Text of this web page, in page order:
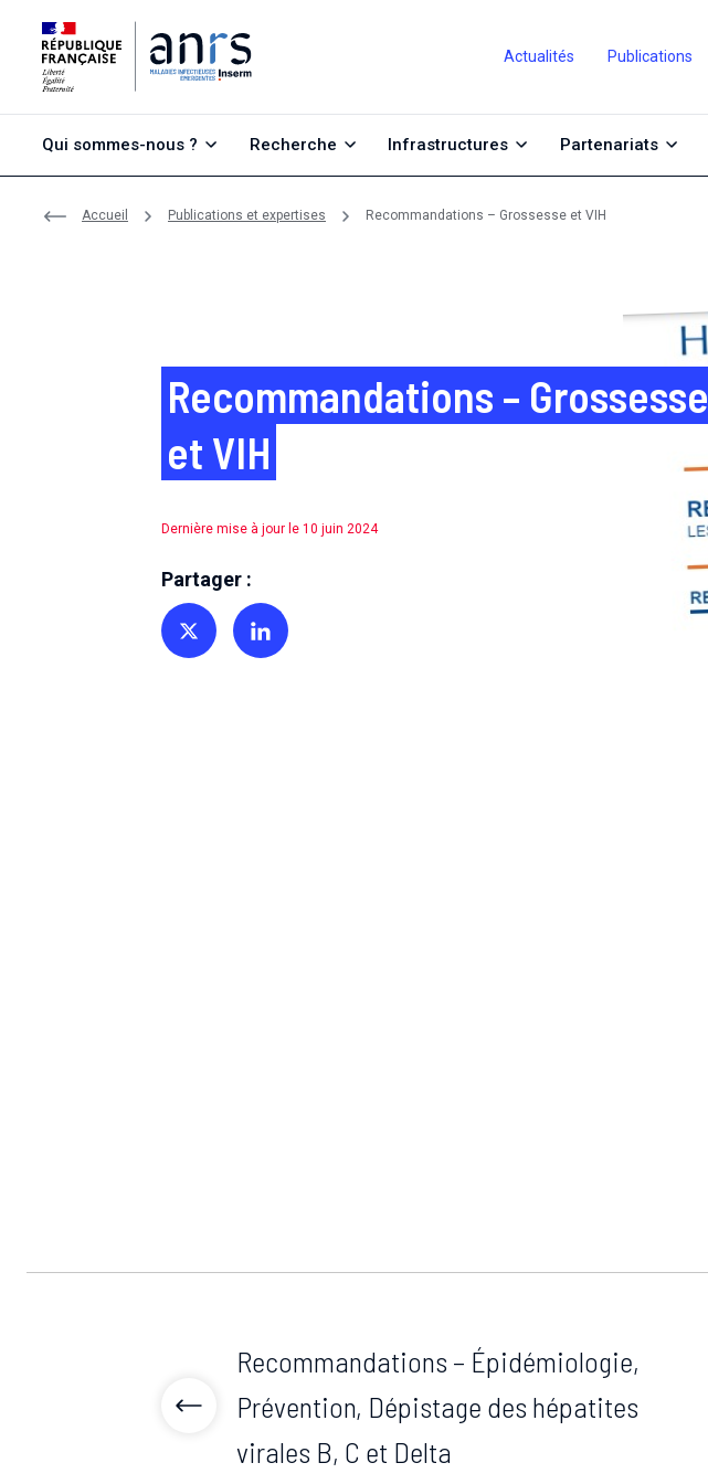
Actualités Publications
Qui sommes-nous ? Recherche Infrastructures Partenariats
Accueil Publications et expertises Recommandations – Grossesse et VIH
Recommandations – Grossesse
et VIH
Dernière mise à jour le 10 juin 2024
Partager :
Partager sur TwitterPartager sur Linkedin
Recommandations – Épidémiologie,
Prévention, Dépistage des hépatites
virales B, C et Delta